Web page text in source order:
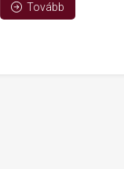
Tovább